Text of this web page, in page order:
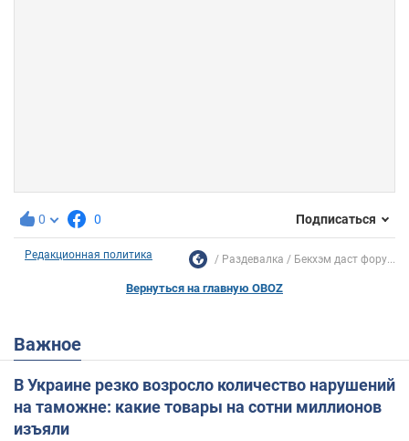
0 0 Подписаться
Редакционная политика Раздевалка Бекхэм даст фору...
Вернуться на главную OBOZ
Важное
В Украине резко возросло количество нарушений
на таможне: какие товары на сотни миллионов
изъяли